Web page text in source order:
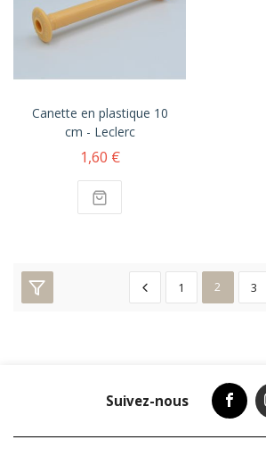
Canette en plastique 10
cm - Leclerc
1,60 €
1 2 3
Suivez-nous